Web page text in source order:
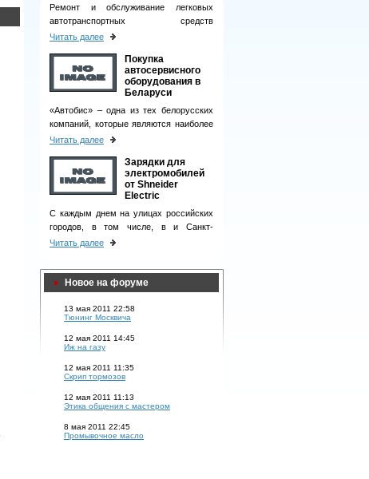
Ремонт и обслуживание легковых
автотранспортных средств
подразумевает целый комплекс
Читать далее
Покупка
автосервисного
оборудования в
Беларуси
«Автобис» – одна из тех белорусских
компаний, которые являются наиболее
ответственными деловыми партнерами
доверия у клиентов.
Читать далее
Зарядки для
электромобилей
от Shneider
Electric
С каждым днем на улицах российских
городов, в том числе, в и Санкт-
Петербурге, появляется все больше
Читать далее
Новое на форуме
13 мая 2011 22:58
Тюнинг Москвича
12 мая 2011 14:45
Иж на газу
12 мая 2011 11:35
Скрип тормозов
12 мая 2011 11:13
Этика общения с мастером
8 мая 2011 22:45
Промывочное масло